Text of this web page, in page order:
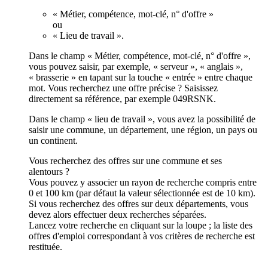
« Métier, compétence, mot-clé, n° d'offre »
ou
« Lieu de travail ».
Dans le champ « Métier, compétence, mot-clé, n° d'offre »,
vous pouvez saisir, par exemple, « serveur », « anglais »,
« brasserie » en tapant sur la touche « entrée » entre chaque
mot. Vous recherchez une offre précise ? Saisissez
directement sa référence, par exemple 049RSNK.
Dans le champ « lieu de travail », vous avez la possibilité de
saisir une commune, un département, une région, un pays ou
un continent.
Vous recherchez des offres sur une commune et ses
alentours ?
Vous pouvez y associer un rayon de recherche compris entre
0 et 100 km (par défaut la valeur sélectionnée est de 10 km).
Si vous recherchez des offres sur deux départements, vous
devez alors effectuer deux recherches séparées.
Lancez votre recherche en cliquant sur la loupe ; la liste des
offres d'emploi correspondant à vos critères de recherche est
restituée.